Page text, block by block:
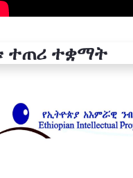
ተጠሪ ተቋማት